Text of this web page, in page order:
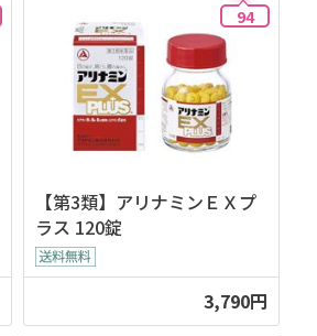
94
【第3類】アリナミンＥＸプ
ラス 120錠
3,790円